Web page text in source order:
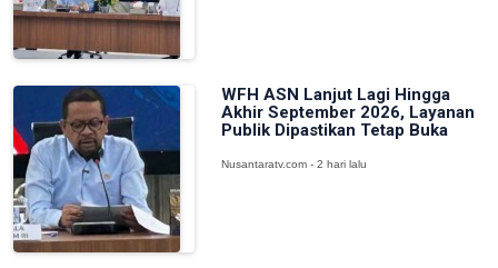
WFH ASN Lanjut Lagi Hingga
Akhir September 2026, Layanan
Publik Dipastikan Tetap Buka
Nusantaratv.com - 2 hari lalu